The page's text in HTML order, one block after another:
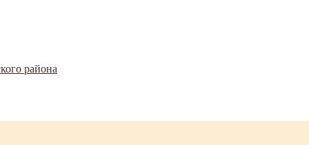
района